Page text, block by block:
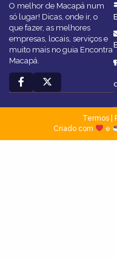
O melhor de Macapá num
só lugar! Dicas, onde ir, o
que fazer, as melhores
empresas, locais, serviços e
muito mais no guia Encontra
Macapá.
Termos|
Criado com
e